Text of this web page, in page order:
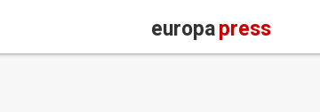
europapress